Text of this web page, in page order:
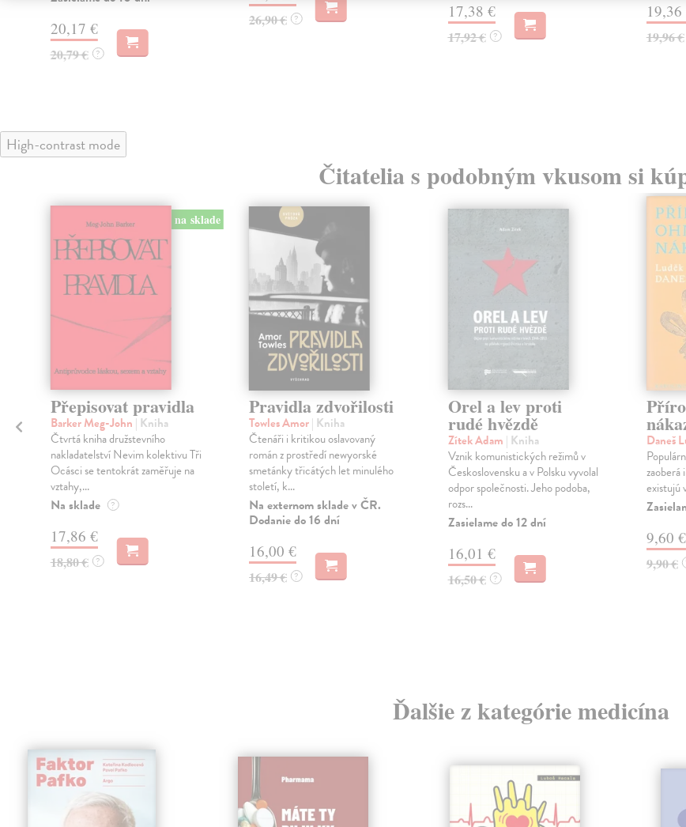
20,17 €
20,79 € ?
26,90 € ? 17,38 €
17,92 € ?
19,36
19,96 €
High-contrast mode
Čitatelia s podobným vkusom si
na sklade
Přepisovat pravidla
Barker Meg-John | Kniha
Čtvrtá kniha družstevního
nakladatelství Nevim kolektivu Tři
Ocásci se tentokrát zaměřuje na
vztahy,...
Na sklade ?
17,86 €
18,80 € ?
Pravidla zdvořilosti
Towles Amor| Kniha
Čtenáři i kritikou oslavovaný
román z prostředí newyorské
smetánky třicátých let minulého
století, k...
Na externom sklade v ČR.
Dodanie do 16 dní
16,00 €
16,49 € ?
Orel a lev proti
rudé hvězdě
Zítek Adam | Kniha
Vznik komunistických režimů v
Československu a v Polsku vyvolal
odpor společnosti. Jeho podoba,
rozs...
Zasielame do 12 dní
16,01 €
16,50 € ?
Daneš
existujú
9,60 €
9,90 €
Ďalšie z kategórie medicína